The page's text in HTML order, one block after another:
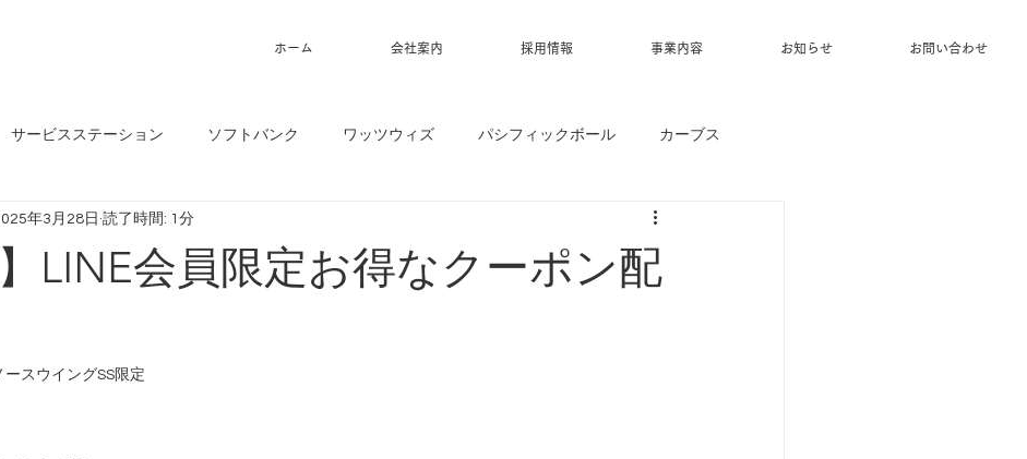
ホーム 会社案内 採用情報 事業内容 お知らせ お問い合わせ
サービスステーション ソフトバンク ワッツウィズ パシフィックボール カーブス
】LINE会員限定お得なクーポン配
年3月28日 読了時間: 1分
スウイングSS限定